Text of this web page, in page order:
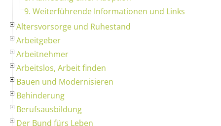
9. Weiterführende Informationen und Links
Altersvorsorge und Ruhestand
Arbeitgeber
Arbeitnehmer
Arbeitslos, Arbeit finden
Bauen und Modernisieren
Behinderung
Berufsausbildung
Der Bund fürs Leben